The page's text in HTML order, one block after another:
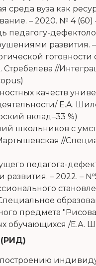
вуза как
– 2020. № 4 (60)
развития. –
//
качеств
Е.А.
вклад–33 %)
школьников с
//
педагога-
– 2022. – №5
предмета
обучающихся /Е.А.
(РИД)